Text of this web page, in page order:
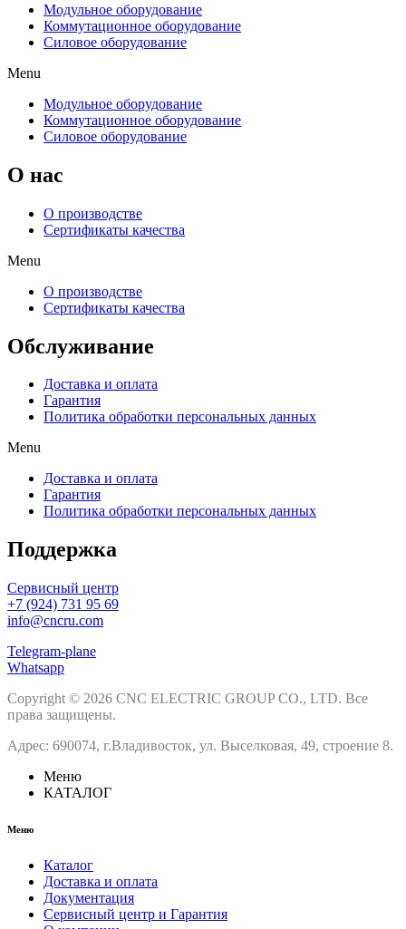
Модульное оборудование
Коммутационное оборудование
Силовое оборудование
Menu
Модульное оборудование
Коммутационное оборудование
Силовое оборудование
O нас
О производстве
Сертификаты качества
Menu
О производстве
Сертификаты качества
Обслуживание
Доставка и оплата
Гарантия
Политика обработки персональных данных
Menu
Доставка и оплата
Гарантия
Политика обработки персональных данных
Поддержка
Сервисный центр
+7 (924) 731 95 69
info@cncru.com
Telegram-plane
Whatsapp
Copyright © 2026 CNC ELECTRIC GROUP CO., LTD. Все
права защищены.
Адрес: 690074, г.Владивосток, ул. Выселковая, 49, строение 8.
Меню
КАТАЛОГ
Меню
Каталог
Доставка и оплата
Документация
Сервисный центр и Гарантия